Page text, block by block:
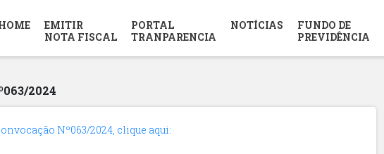
EMITIR
NOTA FISCAL
PORTAL
TRANPARENCIA
NOTÍCIAS
FUNDO DE
PREVIDÊNCIA
2024
Nº063/2024, clique aqui: